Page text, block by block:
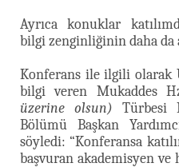
Ayrıca konuklar
bilgi zenginliğinin daha da
Konferans ile ilgili olarak
bilgi veren Mukaddes
üzerine olsun) Türbesi
Bölümü Başkan
söyledi: “Konferansa
başvuran akademisyen